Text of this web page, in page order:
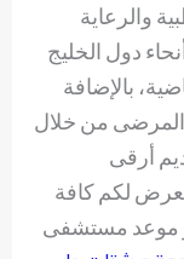
والرعاية
دول الخليج
بالإضافة
المرضى من خلال
أرقى
لكم كافة
موعد مستشفى